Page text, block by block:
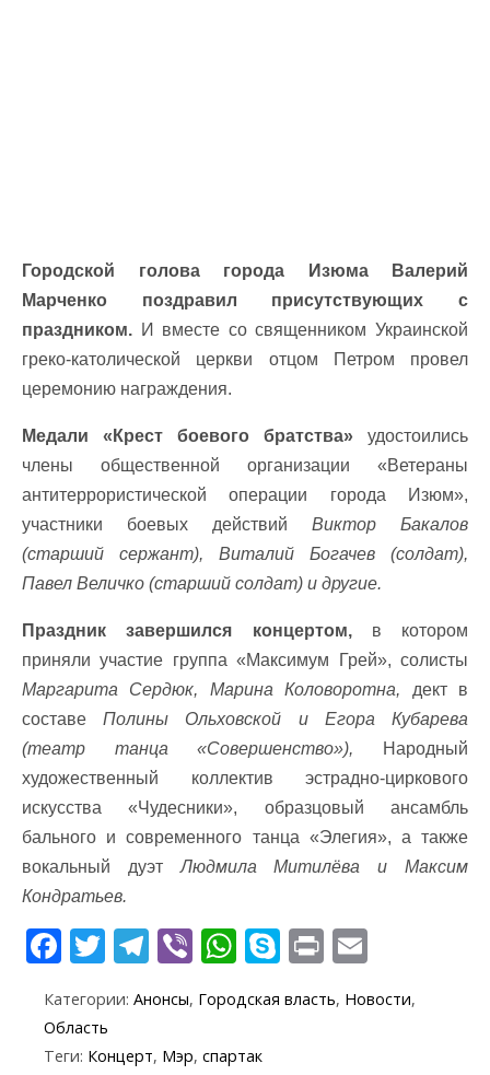
Городской голова города Изюма Валерий
Марченко поздравил присутствующих с
праздником. И вместе со священником Украинской
греко-католической церкви отцом Петром провел
церемонию награждения.
Медали «Крест боевого братства» удостоились
члены общественной организации «Ветераны
антитеррористической операции города Изюм»,
участники боевых действий Виктор Бакалов
(старший сержант), Виталий Богачев (солдат),
Павел Величко (старший солдат) и другие.
Праздник завершился концертом,в котором
приняли участие группа «Максимум Грей», солисты
Маргарита Сердюк, Марина Коловоротна, дект в
составе Полины Ольховской и Егора Кубарева
(театр танца «Совершенство»), Народный
художественный коллектив эстрадно-циркового
искусства «Чудесники», образцовый ансамбль
бального и современного танца «Элегия», а также
вокальный дуэтЛюдмила Митилёва и Максим
Кондратьев.
F
e
b
T
itt
er
T
e
gr
Vi
er
W
at
s
S
y
Pr
t ai
Категории: Анонсы, Городская власть, Новости,
Область
Теги: Концерт, Мэр, спартак